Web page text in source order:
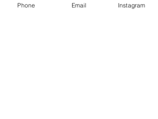
Phone Email Instagram